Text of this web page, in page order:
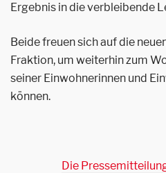
Ergebnis in die verbleibende
Beide freuen sich auf die
Fraktion, um weiterhin zum
seiner Einwohnerinnen und
können.
Die